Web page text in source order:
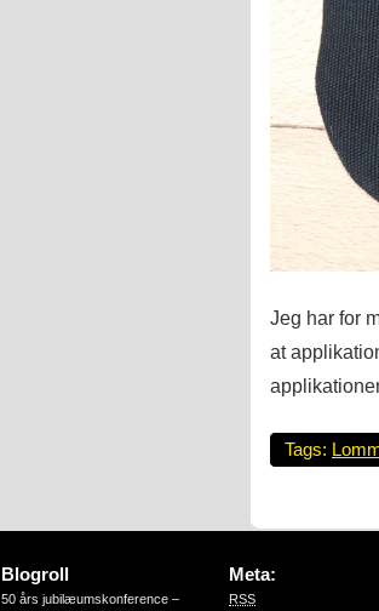
Jeg har for
at
Tags:
Blogroll
50 års jubilæumskonference –
Meta:
RSS